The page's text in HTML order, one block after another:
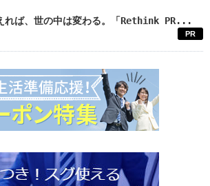
れば、世の中は変わる。「Rethink PR...
PR